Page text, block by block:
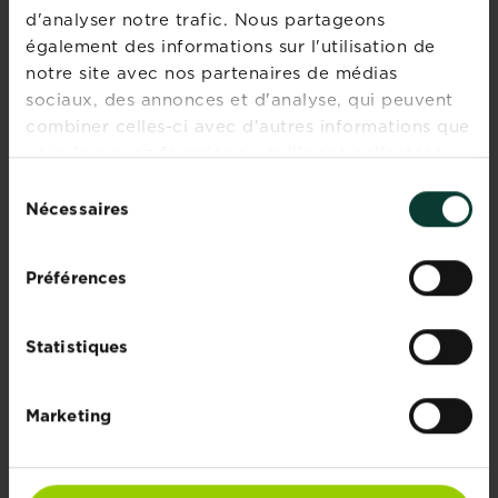
d'analyser notre trafic. Nous partageons
également des informations sur l'utilisation de
notre site avec nos partenaires de médias
sociaux, des annonces et d'analyse, qui peuvent
combiner celles-ci avec d'autres informations que
vous leur avez fournies ou qu'ils ont collectées
duNécessaires
Préférences
Statistiques
Marketing
10 conseils pour
aménager un jardin
japonais: créez un espace
tranquille avec des
paysagers et des plantes
pommes de terre choisir?
sur Quelle variété de
Les meilleures plantes et
jardin